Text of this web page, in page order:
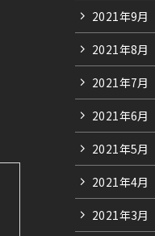
2021年9月
2021年8月
2021年7月
2021年6月
2021年5月
2021年4月
2021年3月